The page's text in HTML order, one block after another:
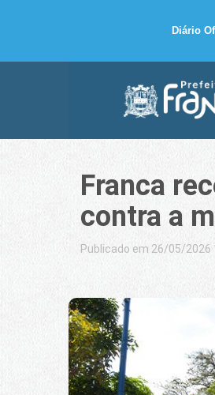
Diário
Franca
contra a
Publicado em 26/05/2026